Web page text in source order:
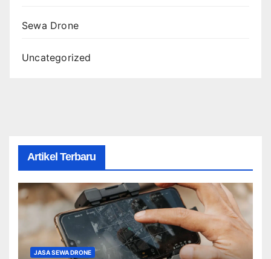
Sewa Drone
Uncategorized
Artikel Terbaru
JASA SEWA DRONE